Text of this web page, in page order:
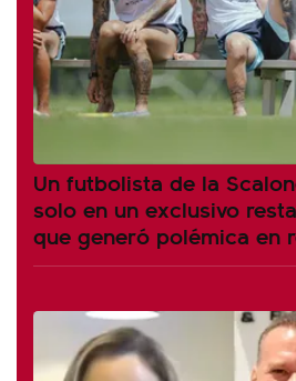
Un futbolista de la
solo en un exclusivo
que generó polémica en